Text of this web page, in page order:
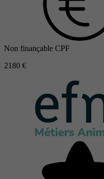
Non finançable CPF
2180 €